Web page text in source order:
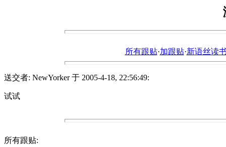
所有跟贴·加跟贴·新语丝读
送交者: NewYorker 于 2005-4-18, 22:56:49:
试试
所有跟贴: